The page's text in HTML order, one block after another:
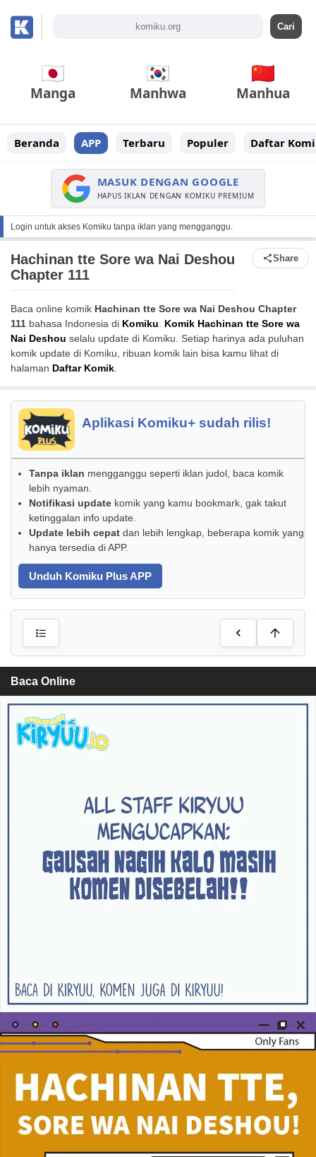
Manga Manhwa Manhua
Beranda APP Terbaru Populer Daftar
MASUK DENGAN GOOGLE
HAPUS IKLAN DENGAN KOMIKU PREMIUM
Login untuk akses Komiku tanpa iklan yang mengganggu.
Hachinan tte Sore wa Nai Deshou
Chapter 111
Share
Baca online komik Hachinan tte Sore wa Nai Deshou Chapter
111 bahasa Indonesia di Komiku. Komik Hachinan tte Sore wa
Nai Deshou selalu update di Komiku. Setiap harinya ada puluhan
komik update di Komiku, ribuan komik lain bisa kamu lihat di
halaman Daftar Komik.
Aplikasi Komiku+ sudah rilis!
Tanpa iklan mengganggu seperti iklan judol, baca komik
lebih nyaman.
Notifikasi update komik yang kamu bookmark, gak takut
ketinggalan info update.
Update lebih cepat dan lebih lengkap, beberapa komik yang
hanya tersedia di APP.
Unduh Komiku Plus APP
Baca Online